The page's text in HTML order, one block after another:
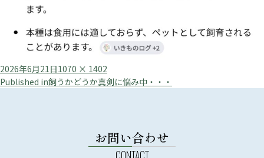
Posted
on
2026年6月21日Full
size
1070 × 1402
投
Published in飼うかどうか真剣に悩み中・・・
お問い合わせ